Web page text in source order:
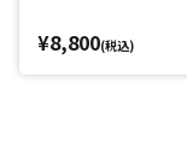
¥8,800(税込)